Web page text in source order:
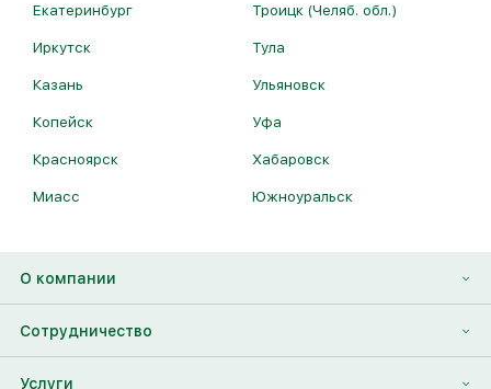
Екатеринбург
Иркутск
Казань
Копейск
Красноярск
Миасс
Троицк (Челяб. обл.)
Тула
Ульяновск
Уфа
Хабаровск
Южноуральск
О компании
О нас
Сотрудничество
Франшиза
Услуги